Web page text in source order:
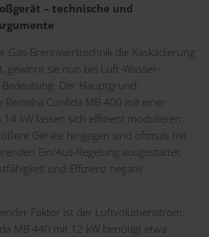
– technische und
Gas-Brennwerttechnik die Kaskadierung
gewinnt sie nun bei Luft-Wasser-
Der Hauptgrund:
Remeha Confida MB 400 mit einer
14 kW lassen sich effizient modulieren
Geräte hingegen sind oftmals mit
Ein/Aus-Regelung ausgestattet.
und Effizienz negativ
Faktor ist der Luftvolumenstrom:
MB 440 mit 12 kW benötigt etwa